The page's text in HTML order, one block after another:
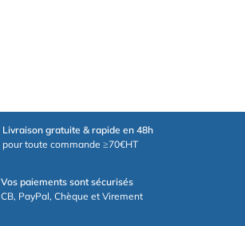
Livraison gratuite & rapide en 48h
pour toute commande ≥70€HT
Vos paiements sont sécurisés
CB, PayPal, Chèque et Virement